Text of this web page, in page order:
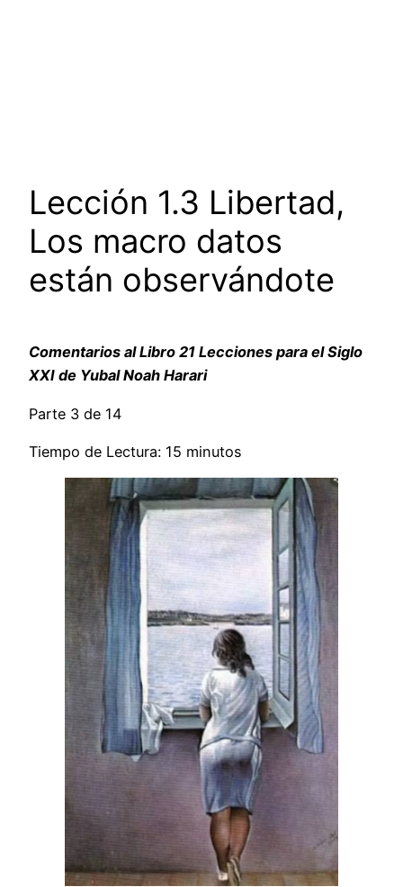
Lección 1.3 Libertad,
Los macro datos
están observándote
Comentarios al Libro 21 Lecciones para el Siglo
XXI de Yubal Noah Harari
Parte 3 de 14
Tiempo de Lectura: 15 minutos